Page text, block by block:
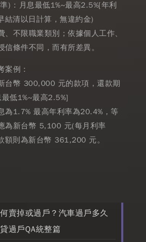
) : 月息最低1%~最高2.5%[年利
結清以日計算，無違約金)
、不限職業類別；依據個人工作、
信條件不同，而有所差異。
案例：
台幣 300,000 元的款項，還款期
低1%~最高2.5%]
為1.7% 最高年利率為20.4%，等
為新台幣 5,100 元(每月利率
額則為新台幣 361,200 元。
賣掉或過戶？汽車過戶多久
過戶QA統整篇